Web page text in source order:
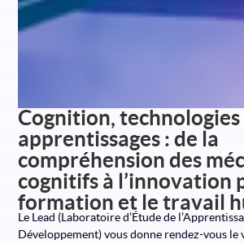
Cognition,
apprentissages : de la
compréhension des
cognitifs à l’innovation
formation et le travail
Le Lead (Laboratoire d’Étude de
Développement) vous donne rendez-vous